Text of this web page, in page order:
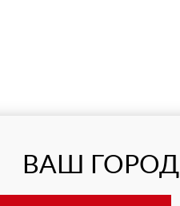
Демонтаж экрана
на Крестовском
ВАШ